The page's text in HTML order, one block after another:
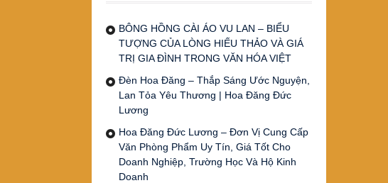
BÔNG HỒNG CÀI ÁO VU LAN – BIỂU
TƯỢNG CỦA LÒNG HIẾU THẢO VÀ GIÁ
TRỊ GIA ĐÌNH TRONG VĂN HÓA VIỆT
Đèn Hoa Đăng – Thắp Sáng Ước Nguyện,
Lan Tỏa Yêu Thương | Hoa Đăng Đức
Lương
Hoa Đăng Đức Lương – Đơn Vị Cung Cấp
Văn Phòng Phẩm Uy Tín, Giá Tốt Cho
Doanh Nghiệp, Trường Học Và Hộ Kinh
Doanh